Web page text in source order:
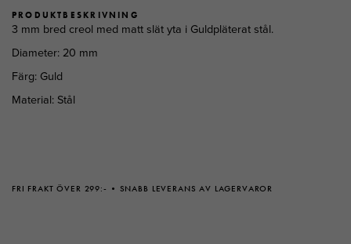
PRODUKTBESKRIVNING
3 mm bred creol med matt slät yta i Guldpläterat stål.
Diameter: 20 mm
Färg: Guld
Material: Stål
FRI FRAKT ÖVER 299:- SNABB LEVERANS AV LAGERVAROR